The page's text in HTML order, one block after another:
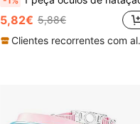
5,82€ 5,88€